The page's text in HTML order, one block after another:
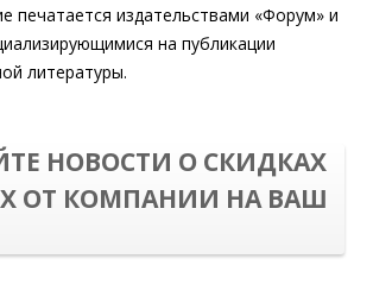
печатается издательствами «Форум» и
на публикации
литературы.
НОВОСТИ О СКИДКАХ
ОТ КОМПАНИИ НА ВАШ